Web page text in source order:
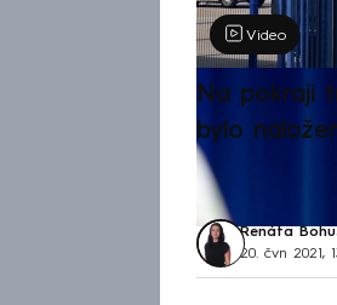
Video
Na pokraji
bylo
Renáta
20. čvn 2021,